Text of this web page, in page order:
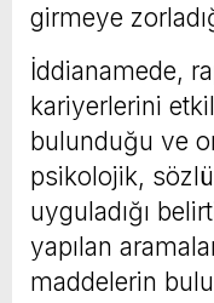
girmeye
İddianamede,
kariyerlerini
bulunduğu ve
psikolojik,
uyguladığı
yapılan
maddelerin